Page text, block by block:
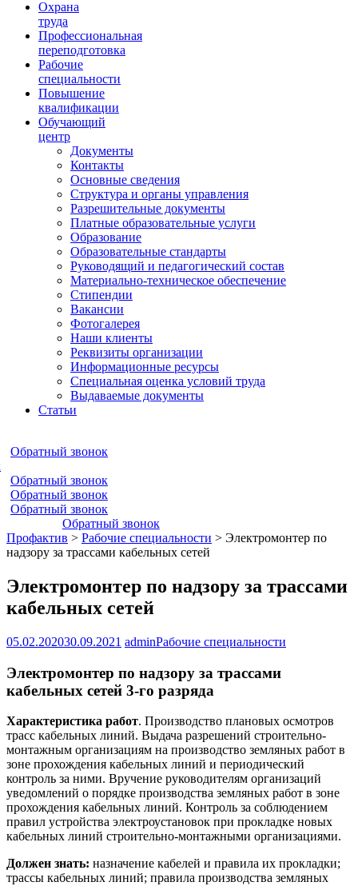
Ориентир охраны труда
Охрана
труда
Профессиональная
переподготовка
Рабочие
специальности
Повышение
квалификации
Обучающий
центр
Документы
Контакты
Основные сведения
Структура и органы управления
Разрешительные документы
Платные образовательные услуги
Образование
Образовательные стандарты
Руководящий и педагогический состав
Материально-техническое обеспечение
Стипендии
Вакансии
Фотогалерея
Наши клиенты
Реквизиты организации
Информационные ресурсы
Специальная оценка условий труда
Выдаваемые документы
Статьи
Обратный звонок
Обратный звонок
Обратный звонок
Обратный звонок
Обратный звонок
Профактив > Рабочие специальности > Электромонтер по
надзору за трассами кабельных сетей
Электромонтер по надзору за трассами
кабельных сетей
05.02.202030.09.2021 adminРабочие специальности
Электромонтер по надзору за трассами
кабельных сетей 3-го разряда
Характеристика работ. Производство плановых осмотров
трасс кабельных линий. Выдача разрешений строительно-
монтажным организациям на производство земляных работ в
зоне прохождения кабельных линий и периодический
контроль за ними. Вручение руководителям организаций
уведомлений о порядке производства земляных работ в зоне
прохождения кабельных линий. Контроль за соблюдением
правил устройства электроустановок при прокладке новых
кабельных линий строительно-монтажными организациями.
Должен знать: назначение кабелей и правила их прокладки;
трассы кабельных линий; правила производства земляных